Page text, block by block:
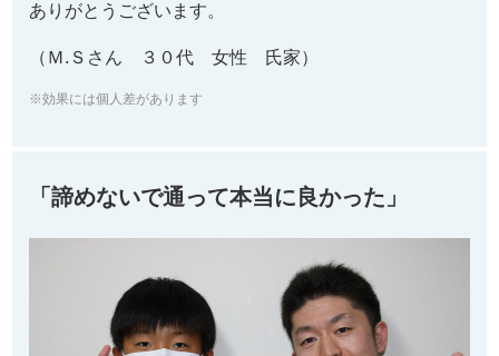
ありがとうございます。
（Ｍ.Ｓさん ３０代 女性 氏家）
※効果には個人差があります
「諦めないで通って本当に良かった」